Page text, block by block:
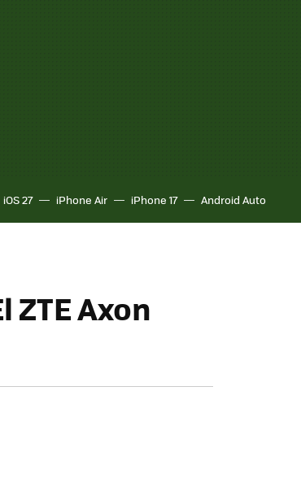
iOS 27 iPhone Air iPhone 17 Android Auto
Axon